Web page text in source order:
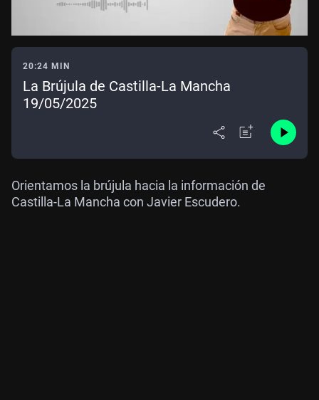
20:24 MIN
La Brújula de Castilla-La Mancha
19/05/2025
Orientamos la brújula hacia la información de
Castilla-La Mancha con Javier Escudero.